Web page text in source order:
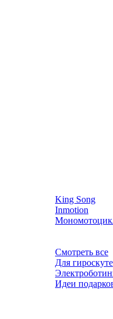
King Song
Inmotion
Смотреть все
Для
Идеи